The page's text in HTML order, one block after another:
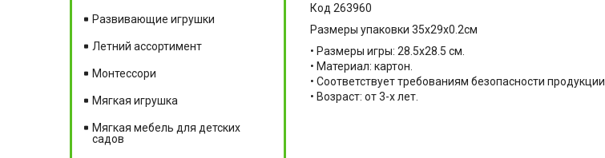
Код 263960
Размеры упаковки 35x29x0.2см
• Размеры игры: 28.5х28.5 см.
• Материал: картон.
• Соответствует требованиям безопасности продукции.
• Возраст: от 3-х лет.
Развивающие игрушки
Летний ассортимент
Монтессори
Мягкая игрушка
Мягкая мебель для детских
садов